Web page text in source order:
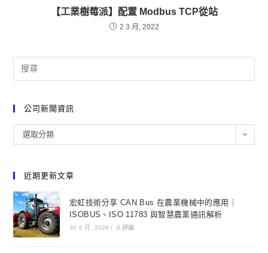
【工業樹莓派】配置 Modbus TCP從站
2 3 月, 2022
公司新聞資訊
選取分類
近期更新文章
宏虹技術分享 CAN Bus 在農業機械中的應用｜
ISOBUS、ISO 11783 與智慧農業通訊解析
30 6 月, 2026 / 0 評論